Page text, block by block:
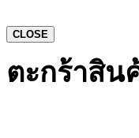
CLOSE
ตะกร้าสิน